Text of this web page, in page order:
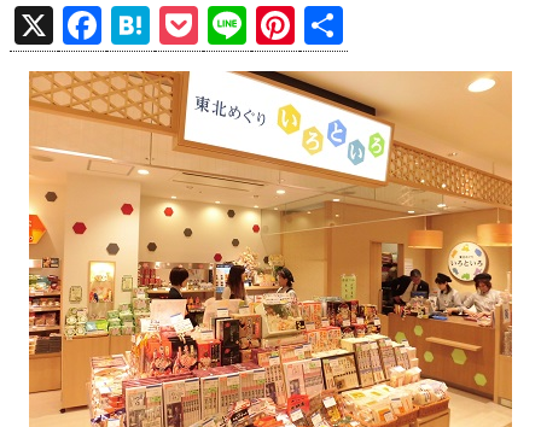
X
F
a
ce
b
o
o
k
H
at
e
n
a
P
o
ck
et
Li
n
e
Pi
nt
er
es
t
有